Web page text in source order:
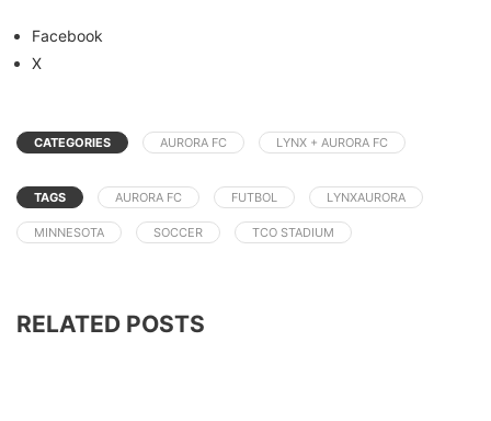
Facebook
X
CATEGORIES AURORA FC LYNX + AURORA FC
TAGS AURORA FC FUTBOL LYNXAURORA
MINNESOTA SOCCER TCO STADIUM
RELATED POSTS